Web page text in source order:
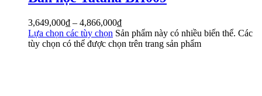
3,649,000₫ – 4,866,000₫
Lựa chọn các tùy chọn Sản phẩm này có nhiều biến thể. Các
tùy chọn có thể được chọn trên trang sản phẩm